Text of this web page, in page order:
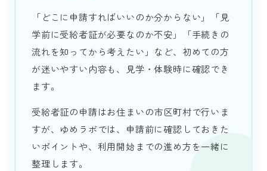
「どこに申請すればいいのか分からない」「見
学前に受給者証が必要なのか不安」「手続きの
流れを知ってから考えたい」など、初めての方
が迷いやすい内容も、見学・体験時に確認でき
ます。
受給者証の申請はお住まいの市区町村で行いま
すが、ゆめラボでは、申請前に確認しておきた
いポイントや、利用開始までの進め方を一緒に
整理します。